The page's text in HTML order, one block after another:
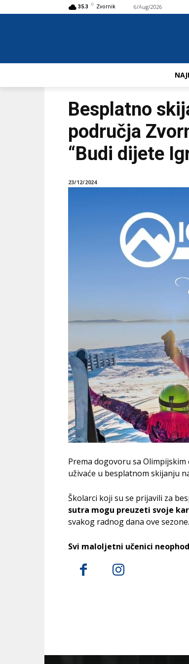
35.3 C Zvornik 6/Aug/2026
Besplatno
područja
“Budi dijete
23/12/2024
Prema dogovoru sa
uživaće u besplatnom skijanju
Školarci koji su se prijavili za
sutra mogu preuzeti svoje
svakog radnog dana ove sezone.
Svi maloljetni učenici